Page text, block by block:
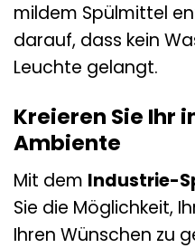
mildem Spülmittel
darauf, dass kein
Leuchte gelangt.
Kreieren Sie Ihr
Ambiente
Mit dem Industrie-
Sie die Möglichkeit,
Ihren Wünschen zu